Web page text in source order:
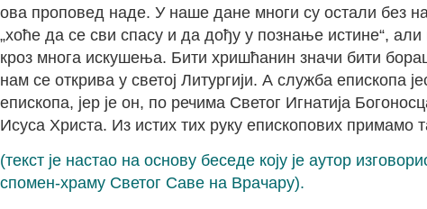
ова проповед наде. У наше дане многи су остали без
„хоће да се сви спасу и да дођу у познање истине“,
кроз многа искушења. Бити хришћанин значи бити
нам се открива у светој Литургији. А служба епископа
епископа, јер је он, по речима Светог Игнатија
Исуса Христа. Из истих тих руку епископових примамо
(текст је настао на основу беседе коју је аутор
спомен-храму Светог Саве на Врачару).